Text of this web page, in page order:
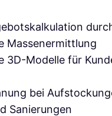
Massenermittlung
3D-Modelle für
bei
Sanierungen